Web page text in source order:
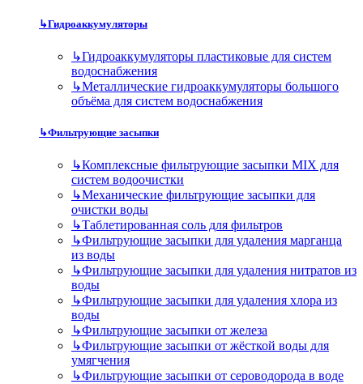
↳Гидроаккумуляторы
↳Гидроаккумуляторы пластиковые для систем
водоснабжения
↳Металлические гидроаккумуляторы большого
объёма для систем водоснабжения
↳Фильтрующие засыпки
↳Комплексные фильтрующие засыпки MIX для
систем водоочистки
↳Механические фильтрующие засыпки для
очистки воды
↳Таблетированная соль для фильтров
↳Фильтрующие засыпки для удаления марганца
из воды
↳Фильтрующие засыпки для удаления нитратов из
воды
↳Фильтрующие засыпки для удаления хлора из
воды
↳Фильтрующие засыпки от железа
↳Фильтрующие засыпки от жёсткой воды для
умягчения
↳Фильтрующие засыпки от сероводорода в воде